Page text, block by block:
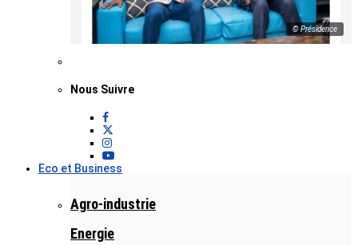
© Présidence
Nous Suivre
Eco et Business
Agro-industrie
Energie